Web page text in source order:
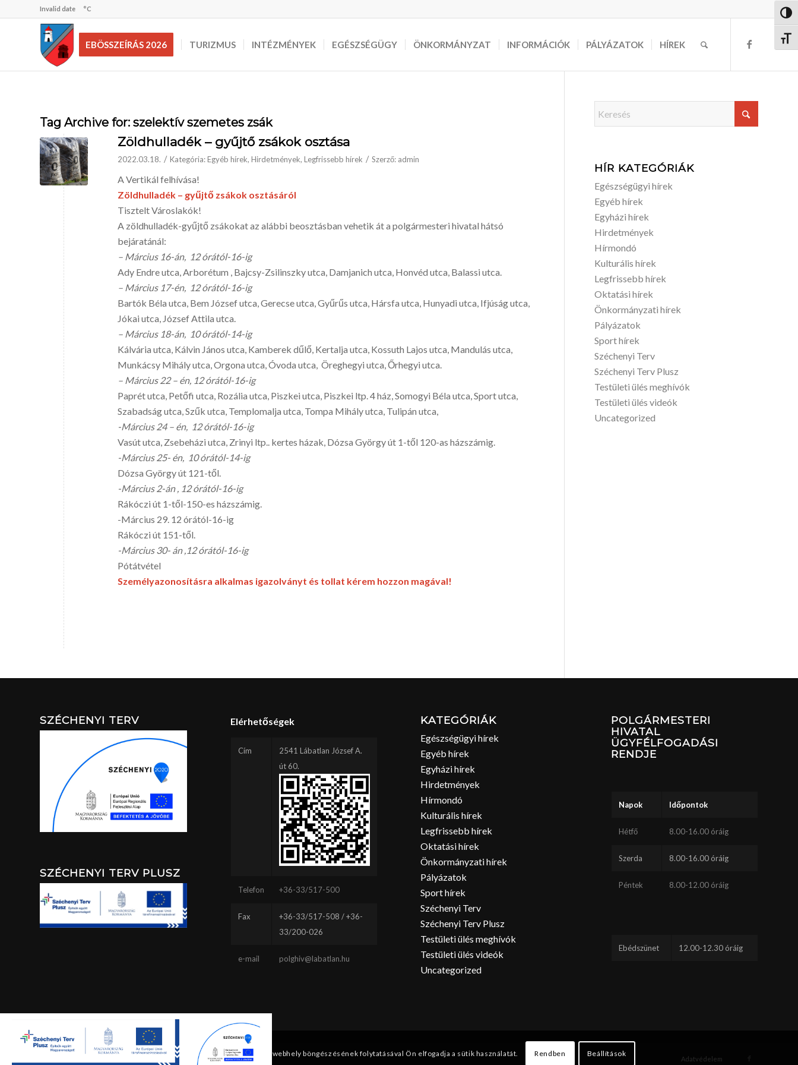
Invalid date °C
EBÖSSZEÍRÁS 2026 TURIZMUS INTÉZMÉNYEK EGÉSZSÉGÜGY ÖNKORMÁNYZAT INFORMÁCIÓK PÁLYÁZATOK HÍREK
Tag Archive for: szelektív szemetes zsák
Zöldhulladék – gyűjtő zsákok osztása
2022.03.18. / Kategória:Egyéb hírek, Hirdetmények, Legfrissebb hírek / Szerző: admin
A Vertikál felhívása!
Zöldhulladék – gyűjtő zsákok osztásáról
Tisztelt Városlakók!
A zöldhulladék-gyűjtő zsákokat az alábbi beosztásban vehetik át a polgármesteri hivatal hátsó
bejáratánál:
– Március 16-án, 12 órától-16-ig
Ady Endre utca, Arborétum , Bajcsy-Zsilinszky utca, Damjanich utca, Honvéd utca, Balassi utca.
– Március 17-én, 12 órától-16-ig
Bartók Béla utca, Bem József utca, Gerecse utca, Gyűrűs utca, Hársfa utca, Hunyadi utca, Ifjúság utca,
Jókai utca, József Attila utca.
– Március 18-án, 10 órától-14-ig
Kálvária utca, Kálvin János utca, Kamberek dűlő, Kertalja utca, Kossuth Lajos utca, Mandulás utca,
Munkácsy Mihály utca, Orgona utca, Óvoda utca, Öreghegyi utca, Őrhegyi utca.
– Március 22 – én, 12 órától-16-ig
Paprét utca, Petőfi utca, Rozália utca, Piszkei utca, Piszkei ltp. 4 ház, Somogyi Béla utca, Sport utca,
Szabadság utca, Szűk utca, Templomalja utca, Tompa Mihály utca, Tulipán utca,
-Március 24 – én, 12 órától-16-ig
Vasút utca, Zsebeházi utca, Zrinyi ltp.. kertes házak, Dózsa György út 1-től 120-as házszámig.
-Március 25- én, 10 órától-14-ig
Dózsa György út 121-től.
-Március 2-án , 12 órától-16-ig
Rákóczi út 1-től-150-es házszámig.
-Március 29. 12 órától-16-ig
Rákóczi út 151-től.
-Március 30- án ,12 órától-16-ig
Pótátvétel
Személyazonosításra alkalmas igazolványt és tollat kérem hozzon magával!
HÍR KATEGÓRIÁK
Egészségügyi hírek
Egyéb hírek
Egyházi hírek
Hirdetmények
Hírmondó
Kulturális hírek
Legfrissebb hírek
Oktatási hírek
Önkormányzati hírek
Pályázatok
Sport hírek
Széchenyi Terv
Széchenyi Terv Plusz
Testületi ülés meghívók
Testületi ülés videók
Uncategorized
SZÉCHENYI TERV
SZÉCHENYI TERV PLUSZ
Elérhetőségek
Cím
2541 Lábatlan József A.
út 60.
Telefon +36-33/517-500
Fax
+36-33/517-508 / +36-
33/200-026
e-mail polghiv@labatlan.hu
KATEGÓRIÁK
Egészségügyi hírek
Egyéb hírek
Egyházi hírek
Hirdetmények
Hírmondó
Kulturális hírek
Legfrissebb hírek
Oktatási hírek
Önkormányzati hírek
Pályázatok
Sport hírek
Széchenyi Terv
Széchenyi Terv Plusz
Testületi ülés meghívók
Testületi ülés videók
Uncategorized
POLGÁRMESTERI
HIVATAL
ÜGYFÉLFOGADÁSI
RENDJE
Napok Időpontok
Hétfő 8.00-16.00 óráig
Szerda 8.00-16.00 óráig
Péntek 8.00-12.00 óráig
Ebédszünet 12.00-12.30 óráig
Hibajelentés küldés Adatvédelem
Ez a webhely sütiket használ. A webhely böngészésének folytatásával Ön elfogadja a sütik használatát. Rendben Beállítások